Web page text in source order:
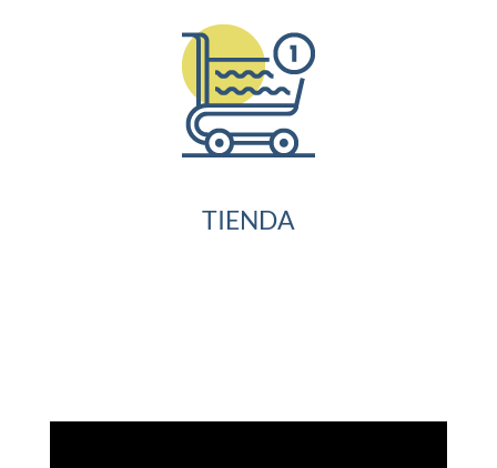
TIENDA